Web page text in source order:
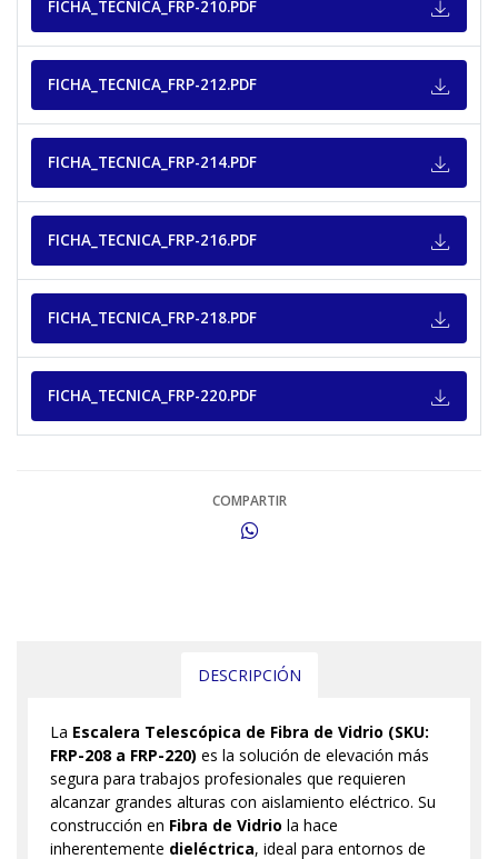
FICHA_TECNICA_FRP-210.PDF
FICHA_TECNICA_FRP-212.PDF
FICHA_TECNICA_FRP-214.PDF
FICHA_TECNICA_FRP-216.PDF
FICHA_TECNICA_FRP-218.PDF
FICHA_TECNICA_FRP-220.PDF
COMPARTIR
DESCRIPCIÓN
La Escalera Telescópica de Fibra de Vidrio (SKU:
FRP-208 a FRP-220) es la solución de elevación más
segura para trabajos profesionales que requieren
alcanzar grandes alturas con aislamiento eléctrico. Su
construcción en Fibra de Vidrio la hace
inherentemente dieléctrica, ideal para entornos de